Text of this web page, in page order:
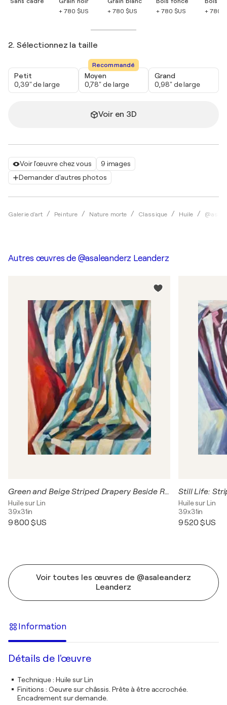
Voir l'œuvre chez vous
9 images
Demander d'autres photos
Galerie d'art Peinture Nature morte Classique Huile
+ 780 $US
+ 780 $US
+ 780 $US
+ 780
2. Sélectionnez la taille
Petit
0,39" de large
Recommandé
Moyen
0,78" de large
Grand
0,98" de large
Voir en 3D
Autres œuvres de @asaleanderz Leanderz
Green and Beige Striped Drapery Beside Red
Huile sur Lin
39x31in
9 800 $US
Still Life:
Huile sur Lin
39x31in
9 520 $US
Voir toutes les œuvres de @asaleanderz
Leanderz
Information
Détails de l'œuvre
Technique: Huile sur Lin
Finitions : Oeuvre sur châssis. Prête à être accrochée.
Encadrement sur demande.